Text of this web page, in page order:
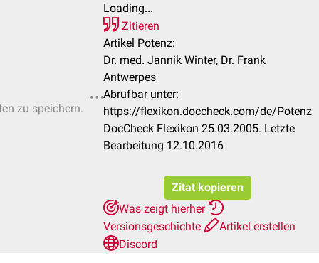
zu speichern.
Loading...
Zitieren
Artikel Potenz:
Dr. med. Jannik Winter, Dr. Frank
Antwerpes
Abrufbar unter:
https://flexikon.doccheck.com/de/Potenz
DocCheck Flexikon 25.03.2005. Letzte
Bearbeitung 12.10.2016
Zitat kopieren
Was zeigt hierher
Versionsgeschichte
Artikel erstellen
Discord